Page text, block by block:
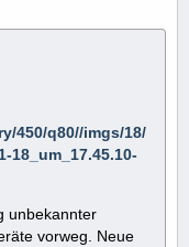
450/q80//imgs/18/
18_um_17.45.10-
unbekannter
vorweg. Neue